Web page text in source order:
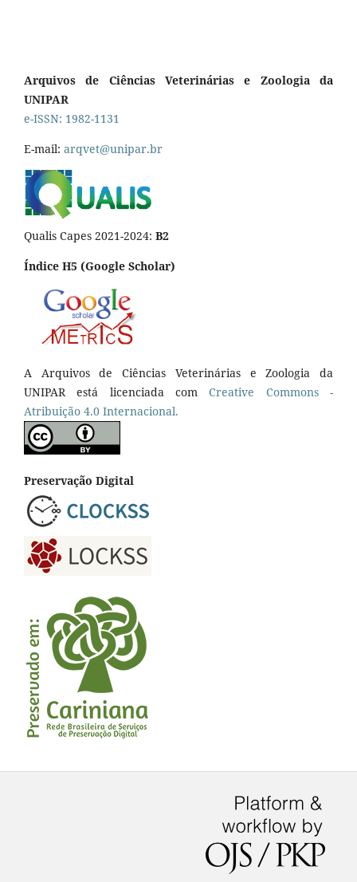
Arquivos de Ciências Veterinárias e Zoologia da
UNIPAR
e-ISSN: 1982-1131
E-mail: arqvet@unipar.br
Qualis Capes 2021-2024: B2
Índice H5 (Google Scholar)
A Arquivos de Ciências Veterinárias e Zoologia da
UNIPAR está licenciada comCreative Commons -
Atribuição 4.0 Internacional.
Preservação Digital